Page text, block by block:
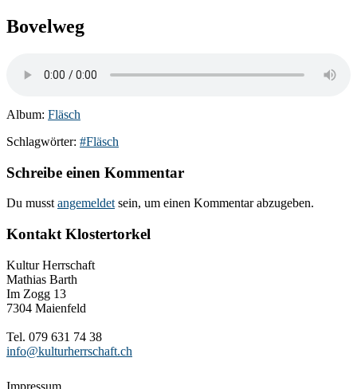
Bovelweg
Album: Fläsch
Schlagwörter: #Fläsch
Schreibe einen Kommentar
Du musst angemeldet sein, um einen Kommentar abzugeben.
Kontakt Klostertorkel
Kultur Herrschaft
Mathias Barth
Im Zogg 13
7304 Maienfeld
Tel. 079 631 74 38
info@kulturherrschaft.ch